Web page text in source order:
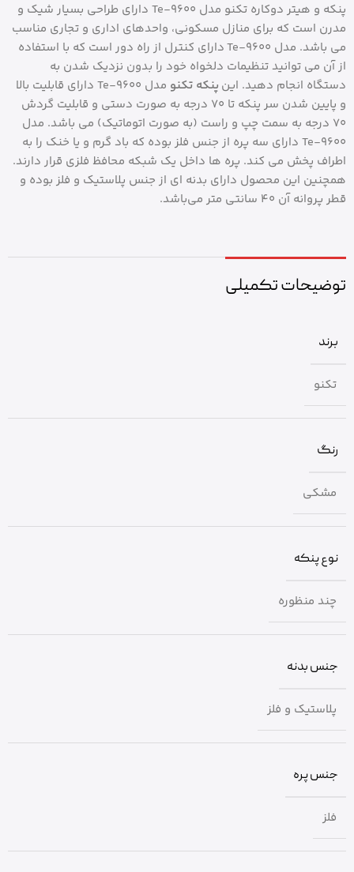
پنکه و هیتر دوکاره تکنو مدل Te-9600 دارای طراحی بسیار شیک و
مدرن است که برای منازل مسکونی، واحدهای اداری و تجاری مناسب
می باشد. مدل Te-9600 دارای کنترل از راه دور است که با استفاده
از آن می توانید تنظیمات دلخواه خود را بدون نزدیک شدن به
دستگاه انجام دهید. این پنکه تکنو
مدل Te-9600 دارای قابلیت بالا
و پایین شدن سر پنکه تا 70 درجه به صورت دستی و قابلیت گردش
70 درجه به سمت چپ و راست (به صورت اتوماتیک) می باشد. مدل
Te-9600 دارای سه پره از جنس فلز بوده که باد گرم و یا خنک را به
اطراف پخش می کند. پره ها داخل یک شبکه محافظ فلزی قرار دارند.
همچنین این محصول دارای بدنه ای از جنس پلاستیک و فلز بوده و
قطر پروانه آن 40 سانتی متر می‌باشد.
توضیحات تکمیلی
برند
تکنو
رنگ
مشکی
نوع پنکه
چند منظوره
جنس بدنه
پلاستیک و فلز
جنس پره
فلز